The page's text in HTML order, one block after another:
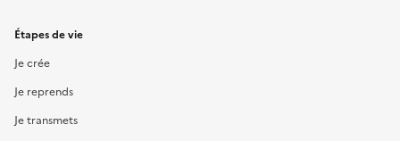
Étapes de vie
Je crée
Je reprends
Je transmets